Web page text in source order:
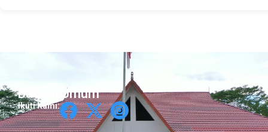
Bagian Umum
Ikuti Kami: